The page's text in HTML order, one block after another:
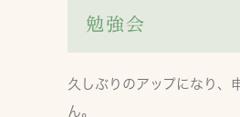
勉強会
久しぶりのアップになり、
ん。